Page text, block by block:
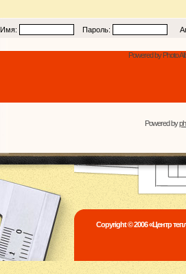
Имя: Пароль:
Powered by Photo
Powered by
Copyright © 2006 «Центр